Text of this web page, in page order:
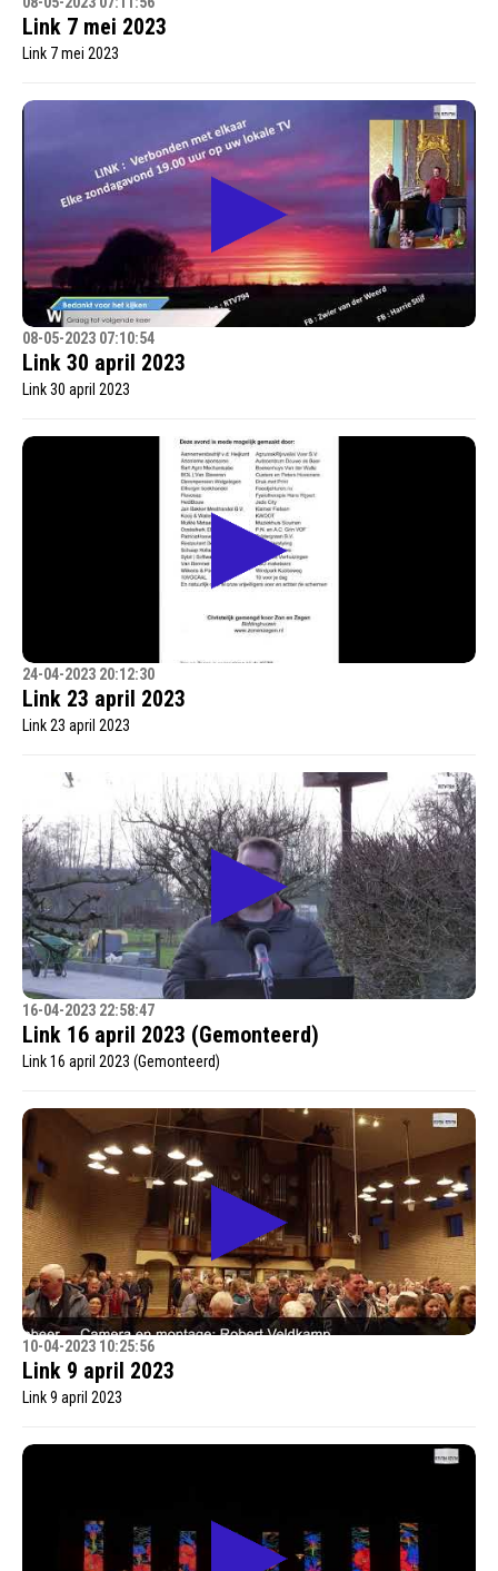
Link 7 mei 2023
Link 7 mei 2023
08-05-2023 07:10:54
Link 30 april 2023
Link 30 april 2023
24-04-2023 20:12:30
Link 23 april 2023
Link 23 april 2023
16-04-2023 22:58:47
Link 16 april 2023 (Gemonteerd)
Link 16 april 2023 (Gemonteerd)
10-04-2023 10:25:56
Link 9 april 2023
Link 9 april 2023